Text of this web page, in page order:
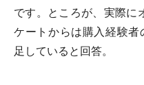
です。ところが、実際に
ケートからは購入経験
足していると回答。